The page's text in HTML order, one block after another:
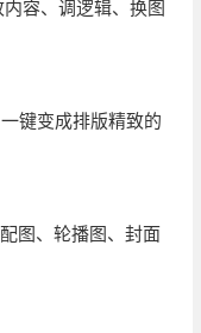
容、调逻辑、换图
键变成排版精致的
图、轮播图、封面